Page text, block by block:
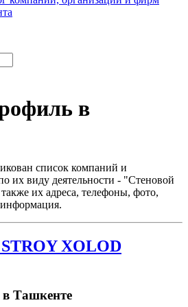
в
список компаний и
их виду деятельности - "Стеновой
их адреса, телефоны, фото,
XOLOD
Ташкенте